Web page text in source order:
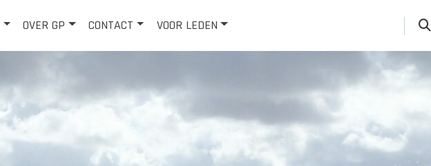
OVER GP CONTACT VOOR LEDEN